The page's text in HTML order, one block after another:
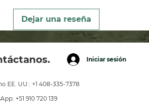
Dejar una reseña
Iniciar sesión
EE. UU.: +1 408-335-7378
+51 910 720 139